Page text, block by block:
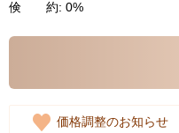
倹 約: 0%
価格調整のお知らせ